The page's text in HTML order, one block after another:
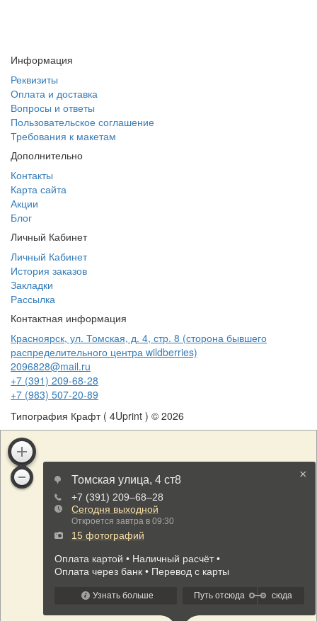
Информация
Реквизиты
Оплата и доставка
Вопросы и ответы
Пользовательское соглашение
Требования к макетам
Дополнительно
Контакты
Карта сайта
Акции
Блог
Личный Кабинет
Личный Кабинет
История заказов
Закладки
Рассылка
Контактная информация
Красноярск, ул. Томская, д. 4, стр. 8 (сторона бывшего
распределительного центра wildberries)
2096828@mail.ru
+7 (391) 209-68-28
+7 (983) 507-20-89
Типография Крафт ( 4Uprint ) © 2026